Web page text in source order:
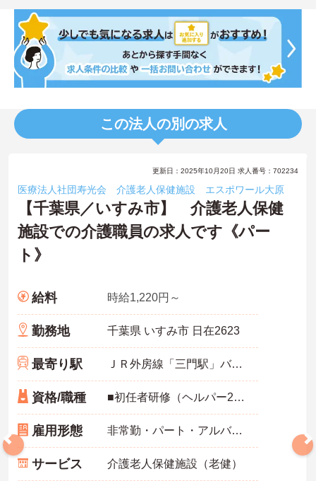
この法人の別の求人
更新日：2025年10月20日 求人番号：702234
医療法人社団寿光会 介護老人保健施設 エスポワール大原
【千葉県／いすみ市】 介護老人保健
施設での介護職員の求人です《パー
ト》
給料 時給1,220円～
勤務地 千葉県 いすみ市 日在2623
最寄り駅 ＪＲ外房線「三門駅」バス・車4分
資格/職種 ■初任者研修（ヘルパー2級）、実務者研修（ヘルパー1級）のいずれか※施設などでの経験あれば尚可、無資格未経験も相談可 ■介護福祉士あれば尚可
雇用形態 非常勤・パート・アルバイト
サービス 介護老人保健施設（老健）